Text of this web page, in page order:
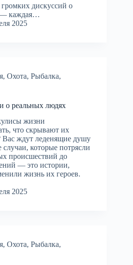
дискуссий о
— каждая…
2025
, Охота, Рыбалка,
о реальных людях
жизни
что скрывают их
Вас ждут леденящие душу
которые потрясли
происшествий до
— это истории,
жизнь их героев.
2025
, Охота, Рыбалка,